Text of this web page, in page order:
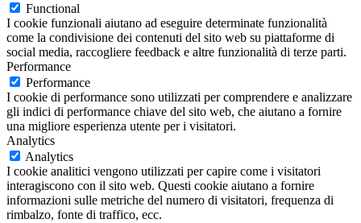
Functional
I cookie funzionali aiutano ad eseguire determinate funzionalità
come la condivisione dei contenuti del sito web su piattaforme di
social media, raccogliere feedback e altre funzionalità di terze parti.
Performance
Performance
I cookie di performance sono utilizzati per comprendere e analizzare
gli indici di performance chiave del sito web, che aiutano a fornire
una migliore esperienza utente per i visitatori.
Analytics
Analytics
I cookie analitici vengono utilizzati per capire come i visitatori
interagiscono con il sito web. Questi cookie aiutano a fornire
informazioni sulle metriche del numero di visitatori, frequenza di
rimbalzo, fonte di traffico, ecc.